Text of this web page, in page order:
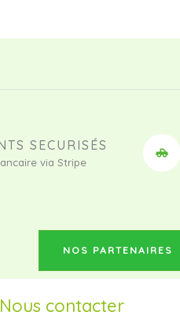
SECURISÉS
via Stripe
NOS PARTENAIRES
Nous contacter